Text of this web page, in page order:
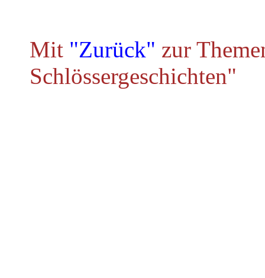
Mit "Zurück" zur
Schlössergeschichten"